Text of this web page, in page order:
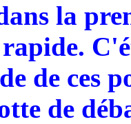
la
de ces
de